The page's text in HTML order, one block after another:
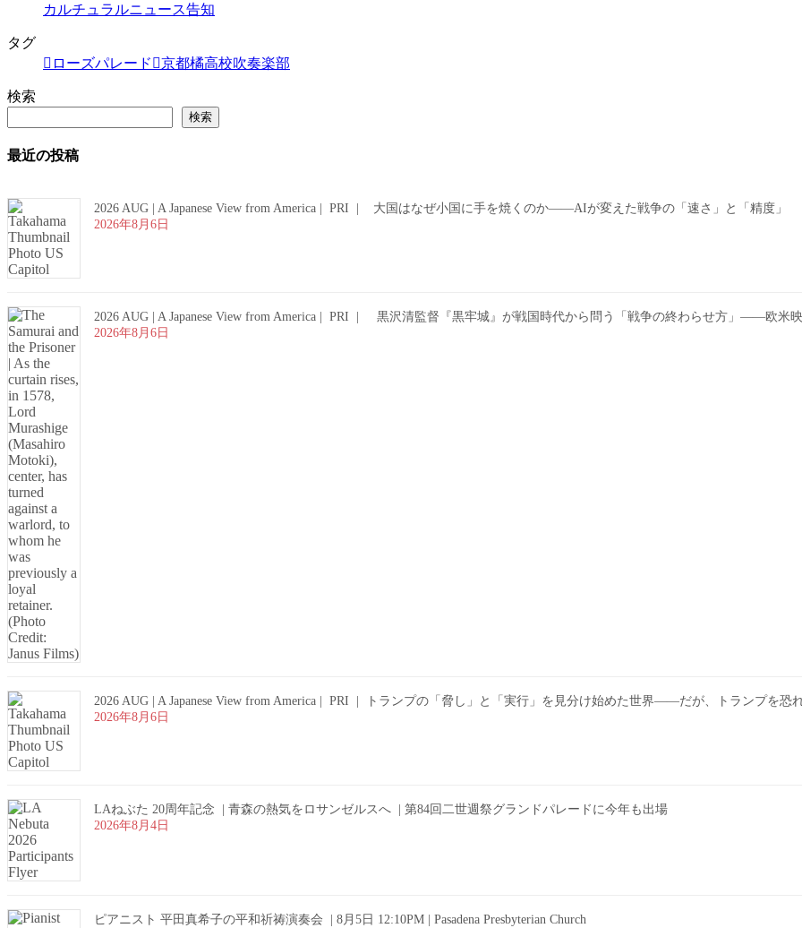
カルチュラルニュース告知
タグ
ローズパレード
京都橘高校吹奏楽部
検索
検索
最近の投稿
2026 AUG | A Japanese View from America | PRI | 大国はなぜ小国に手を焼くのか――AIが変えた戦争の「速さ」と「精度」
2026年8月6日
2026 AUG | A Japanese View from America | PRI | 黒沢清監督『黒牢城』が戦国時代から問う「戦争の終わらせ方」――欧米
2026年8月6日
2026 AUG | A Japanese View from America | PRI | トランプの「脅し」と「実行」を見分け始めた世界――だが、トランプを恐
2026年8月6日
LAねぶた 20周年記念 | 青森の熱気をロサンゼルスへ | 第84回二世週祭グランドパレードに今年も出場
2026年8月4日
ピアニスト 平田真希子の平和祈祷演奏会 | 8月5日 12:10PM | Pasadena Presbyterian Church